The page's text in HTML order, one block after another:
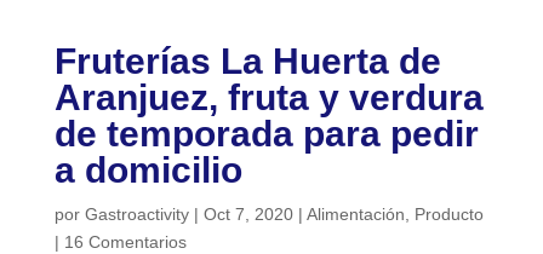
Fruterías La Huerta de
Aranjuez, fruta y verdura
de temporada para pedir
a domicilio
por Gastroactivity| Oct 7, 2020| Alimentación
Producto
| 16 Comentarios